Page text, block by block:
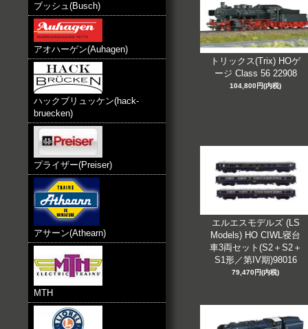
ブッシュ(Busch)
アオハーゲン(Auhagen)
ハックブリュッケン(hack-
bruecken)
プライザー(Preiser)
アサーン(Athearn)
MTH
トリックス(Trix) HOゲ
ージ Class 56 22908
104,800円(内税)
エルエスモデルズ (LS
Models) HO CIWL寝台
車3両セット(S2＋S2＋
S1形／第IV期)98016
79,470円(内税)